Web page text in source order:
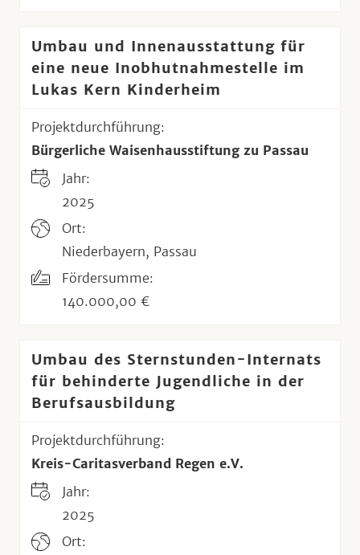
Umbau und Innenausstattung für
eine neue Inobhutnahmestelle im
Lukas Kern Kinderheim
Projektdurchführung:
Bürgerliche Waisenhausstiftung zu Passau
Jahr:
2025
Ort:
Niederbayern, Passau
Fördersumme:
140.000,00 €
Umbau des Sternstunden-Internats
für behinderte Jugendliche in der
Berufsausbildung
Projektdurchführung:
Kreis-Caritasverband Regen e.V.
Jahr:
2025
Ort: